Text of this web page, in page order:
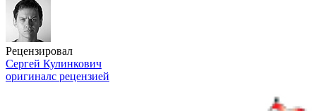
Рецензировал
Сергей Кулинкович
оригиналс рецензией